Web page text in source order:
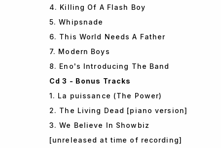
4. Killing Of A Flash Boy
5. Whipsnade
6. This World Needs A Father
7. Modern Boys
8. Eno's Introducing The Band
Cd 3 - Bonus Tracks
1. La puissance (The Power)
2. The Living Dead [piano version]
3. We Believe In Showbiz
[unreleased at time of recording]